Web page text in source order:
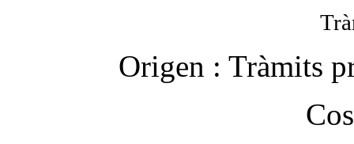
Origen : Tràmits